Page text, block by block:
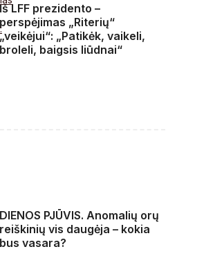
Iš LFF prezidento –
perspėjimas „Riterių“
„veikėjui“: „Patikėk, vaikeli,
broleli, baigsis liūdnai“
DIENOS PJŪVIS. Anomalių orų
reiškinių vis daugėja – kokia
bus vasara?